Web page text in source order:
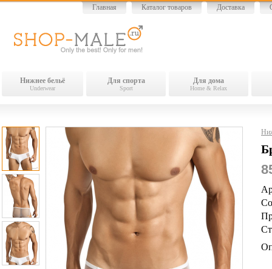
Главная Каталог товаров Доставка
Нижнее бельё
Underwear
Для спорта
Sport
Для дома
Home & Relax